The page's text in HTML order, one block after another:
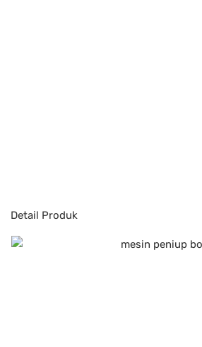
Detail Produk